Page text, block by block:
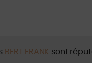
BERT FRANK sont